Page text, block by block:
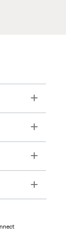
Toggle
Toggle
Toggle
Toggle